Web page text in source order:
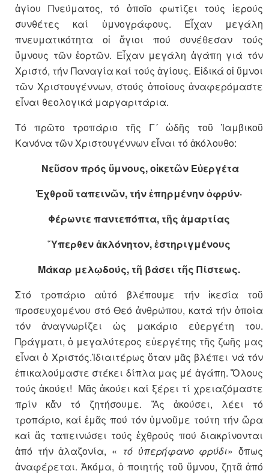
ἁγίου Πνεύματος, τό ὁποῖο φωτίζει τούς ἱερούς
συνθέτες καί ὑμνογράφους. Εἶχαν μεγάλη
πνευματικότητα οἱ ἅγιοι πού συνέθεσαν τούς
ὕμνους τῶν ἑορτῶν. Εἶχαν μεγάλη ἀγάπη γιά τόν
Χριστό, τήν Παναγία καί τούς ἁγίους. Εἰδικά οἱ ὕμνοι
τῶν Χριστουγέννων, στούς ὁποίους ἀναφερόμαστε
εἶναι θεολογικά μαργαριτάρια.
Τό πρῶτο τροπάριο τῆς Γ´ ὠδῆς τοῦ Ἰαμβικοῦ
Κανόνα τῶν Χριστουγέννων εἶναι τό ἀκόλουθο:
Νεῦσον πρός ὕμνους, οἰκετῶν Εὐεργέτα
Ἐχθροῦ ταπεινῶν, τήν ἐπηρμένην ὀφρύν·
Φέρωντε παντεπόπτα, τῆς ἁμαρτίας
Ὕπερθεν ἀκλόνητον, ἐστηριγμένους
Μάκαρ μελῳδούς, τῆ βάσει τῆς Πίστεως.
Στό τροπάριο αὐτό βλέπουμε τήν ἰκεσία τοῦ
προσευχομένου στό Θεό ἀνθρώπου, κατά τήν ὁποία
τόν ἀναγνωρίζει ὡς μακάριο εὐεργέτη του.
Πράγματι, ὁ μεγαλύτερος εὐεργέτης τῆς ζωῆς μας
εἶναι ὁ Χριστός.Ἰδιαιτέρως ὅταν μᾶς βλέπει νά τόν
ἐπικαλούμαστε στέκει δίπλα μας μέ ἀγάπη. Ὅλους
τούς ἀκούει! Μᾶς ἀκούει καί ξέρει τί χρειαζόμαστε
πρίν κἄν τό ζητήσουμε. Ἄς ἀκούσει, λέει τό
τροπάριο, καί ἐμᾶς πού τόν ὑμνοῦμε τούτη τήν ὥρα
καί ἄς ταπεινώσει τούς ἐχθρούς πού διακρίνονται
ἀπό τήν ἀλαζονία, « τό ὑπερήφανο φρύδι» ὅπως
ἀναφέρεται. Ἀκόμα, ὁ ποιητής τοῦ ὕμνου, ζητᾶ ἀπό